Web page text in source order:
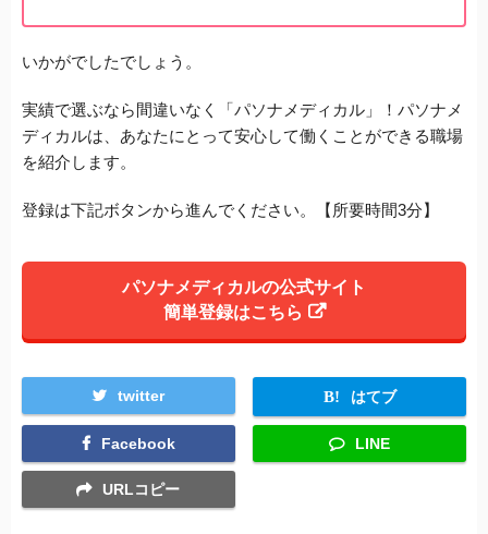
いかがでしたでしょう。
実績で選ぶなら間違いなく「パソナメディカル」！パソナメ
ディカルは、あなたにとって安心して働くことができる職場
を紹介します。
登録は下記ボタンから進んでください。【所要時間3分】
パソナメディカルの公式サイト
簡単登録はこちら
twitter はてブ
Facebook LINE
URLコピー